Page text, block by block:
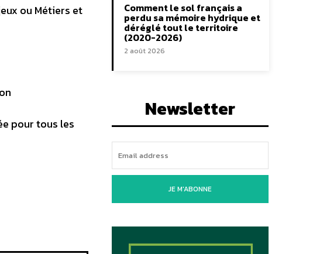
ou Métiers et
pour tous les
Comment le sol français a
perdu sa mémoire hydrique et
déréglé tout le territoire
(2020-2026)
2 août 2026
Newsletter
JE M'ABONNE